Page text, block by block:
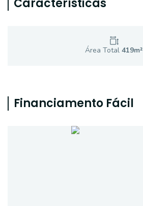
Características
Área Total 419m²
Financiamento Fácil